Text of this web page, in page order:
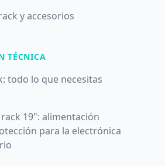
y accesorios
TÉCNICA
todo lo que necesitas
rack 19": alimentación
para la electrónica